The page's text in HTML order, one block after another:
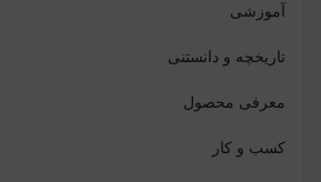
آموزشی
تاریخچه و دانستنی
معرفی محصول
کسب و کار